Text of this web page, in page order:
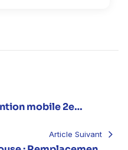
mobile 2e
Article Suivant